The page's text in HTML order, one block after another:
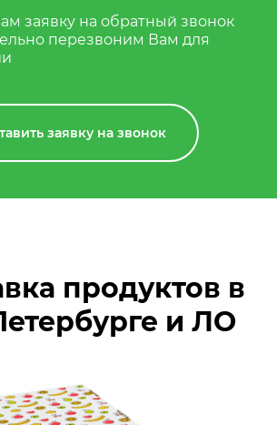
заявку на обратный звонок
перезвоним Вам для
заявку на звонок
продуктов в
и ЛО